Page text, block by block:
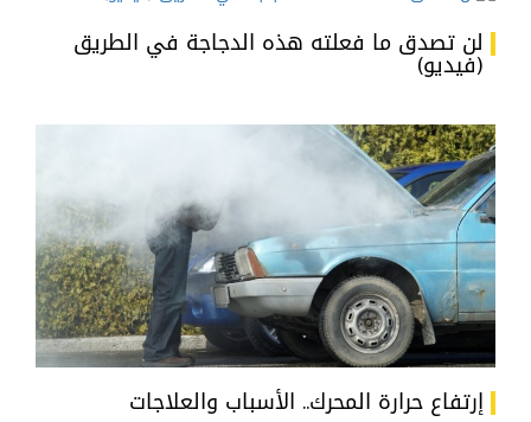
لن تصدق ما فعلته هذه الدجاجة في الطريق
(فيديو)
إرتفاع حرارة المحرك.. الأسباب والعلاجات